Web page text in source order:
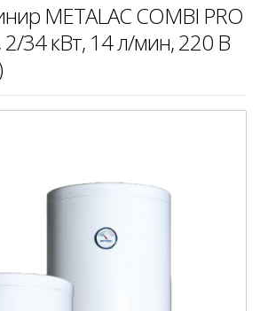
METALAC COMBI PRO
34 кВт, 14 л/мин, 220 В